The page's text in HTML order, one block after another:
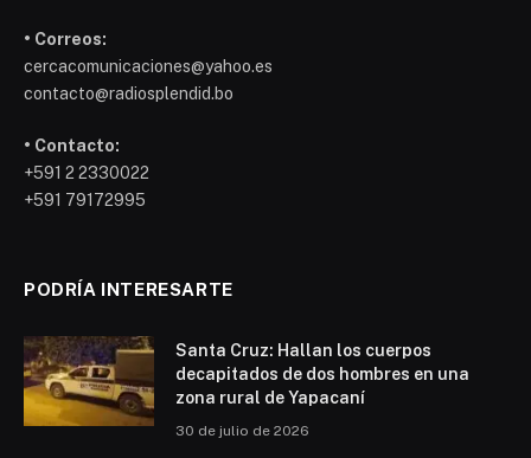
• Correos:
cercacomunicaciones@yahoo.es
contacto@radiosplendid.bo
• Contacto:
+591 2 2330022
+591 79172995
PODRÍA INTERESARTE
Santa Cruz: Hallan los cuerpos
decapitados de dos hombres en una
zona rural de Yapacaní
30 de julio de 2026